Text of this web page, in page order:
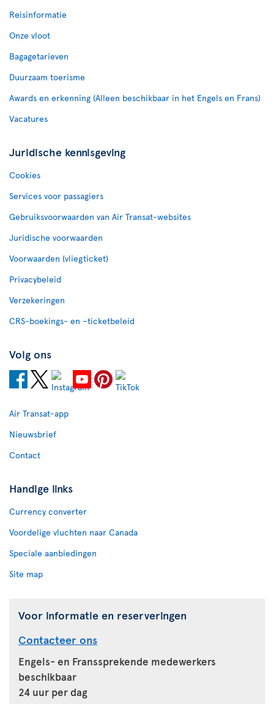
Reisinformatie
Onze vloot
Bagagetarieven
Duurzaam toerisme
Awards en erkenning (Alleen beschikbaar in het Engels en Frans)
Vacatures
Juridische kennisgeving
Cookies
Services voor passagiers
Gebruiksvoorwaarden van Air Transat-websites
Juridische voorwaarden
Voorwaarden (vliegticket)
Privacybeleid
Verzekeringen
CRS-boekings- en –ticketbeleid
Volg ons
Air Transat-app
Nieuwsbrief
Contact
Handige links
Currency converter
Voordelige vluchten naar Canada
Speciale aanbiedingen
Site map
Voor informatie en reserveringen
Contacteer ons
Engels- en Franssprekende medewerkers
beschikbaar
24 uur per dag